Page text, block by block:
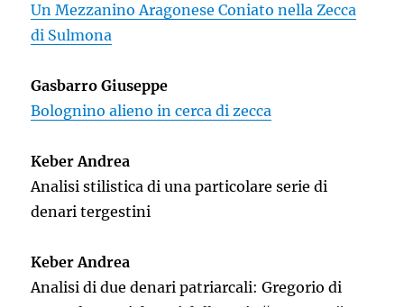
Un Mezzanino Aragonese Coniato nella Zecca
di Sulmona
Gasbarro Giuseppe
Bolognino alieno in cerca di zecca
Keber Andrea
Analisi stilistica di una particolare serie di
denari tergestini
Keber Andrea
Analisi di due denari patriarcali: Gregorio di